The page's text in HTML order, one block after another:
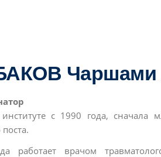
Чаршами
институте с 1990 года,
работает врачом